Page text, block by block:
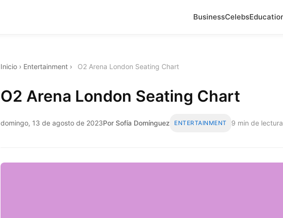
BusinessCelebs
Inicio › Entertainment › O2 Arena London Seating Chart
O2 Arena London Seating Chart
domingo, 13 de agosto de 2023Por Sofía Domínguez ENTERTAINMENT 9 min de lectura